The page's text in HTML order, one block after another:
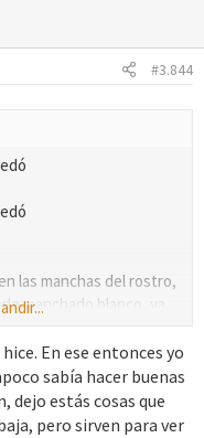
#3.844
las manchas del rostro,
manchado blanco, ya
la tercera cola
a la de este animal, de
En ese entonces yo
sabía hacer buenas
dejo estás cosas que
pero sirven para ver